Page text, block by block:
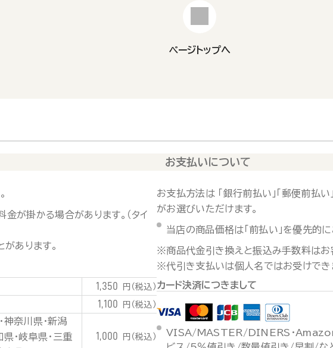
ページトップへ
金が掛かる場合があります。（タイ
あります。
1,350 円（税込）
1,100 円（税込）
神奈川県・新潟
県・岐阜県・三重
1,000 円（税込）
お支払いについて
お支払方法は 「銀行前払い」「郵便前払い」
がお選びいただけます。
当店の商品価格は「前払い」を優先的
※商品代金引き換えと振込み手数料はお
※代引き支払いは個人名ではお受けでき
カード決済につきまして
VISA/MASTER/DINERS・